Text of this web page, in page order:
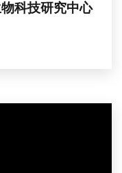
科技研究中心